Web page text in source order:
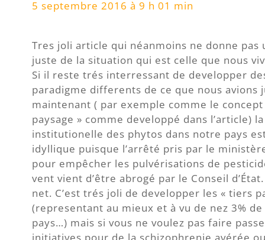
5 septembre 2016 à 9 h 01 min
Tres joli article qui néanmoins ne donne pas
juste de la situation qui est celle que nous
Si il reste trés interressant de developper
paradigme differents de ce que nous avions
maintenant ( par exemple comme le
paysage » comme developpé dans l’article)
institutionelle des phytos dans notre pays
idyllique puisque l’arrêté pris par le
pour empêcher les pulvérisations de
vent vient d’être abrogé par le Conseil
net. C’est trés joli de developper les « tiers
(representant au mieux et à vu de nez 3%
pays…) mais si vous ne voulez pas faire